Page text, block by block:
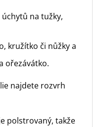
na tužky,
kružítko či nůžky a
ořezávátko.
najdete rozvrh
polstrovaný, takže